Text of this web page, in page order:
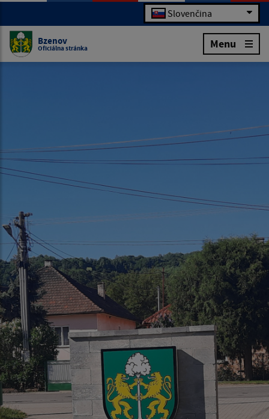
Slovenčina
Bzenov
Oficiálna stránka Menu